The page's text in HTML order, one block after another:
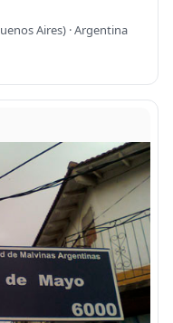
Aires) · Argentina